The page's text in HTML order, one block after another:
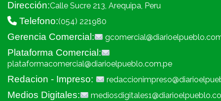
Dirección:Calle Sucre 213, Arequipa, Peru
Telefono:(054) 221980
Gerencia Comercial:
Plataforma Comercial:
plataformacomercial@diarioelpueblo.com.pe
Redacion - Impreso:
Medios Digitales: